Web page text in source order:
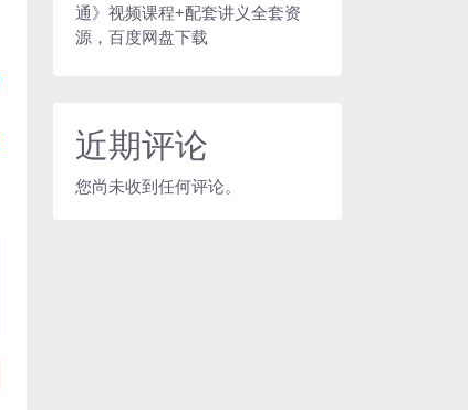
通》视频课程+配套讲义全套资
源，百度网盘下载
近期评论
您尚未收到任何评论。